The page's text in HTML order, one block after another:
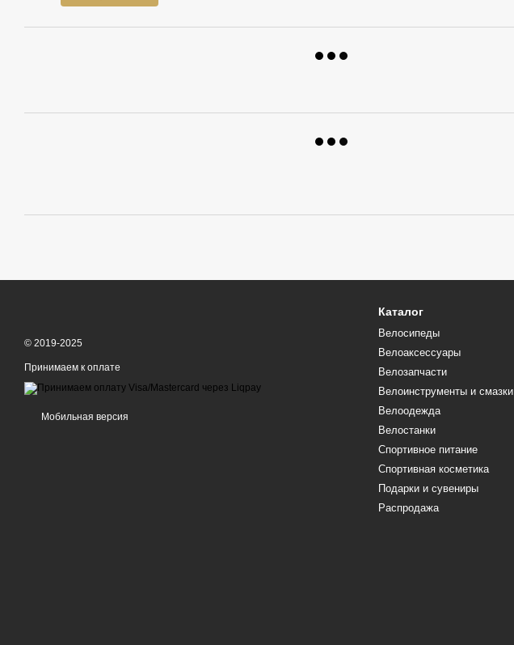
© 2019-2025
Принимаем к оплате
Мобильная версия
Каталог
Велосипеды
Велоаксессуары
Велозапчасти
Велоинструменты и смазки
Велоодежда
Велостанки
Спортивное питание
Спортивная косметика
Подарки и сувениры
Распродажа